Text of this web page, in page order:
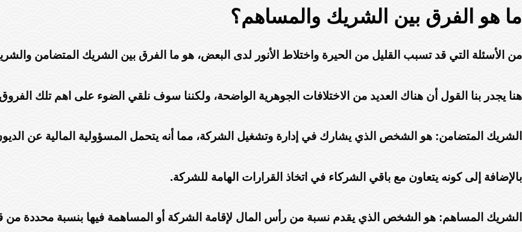
ما هو الفرق بين الشريك والمساهم؟
من الأسئلة التي قد تسبب القليل من الحيرة واختلاط الأنور لدى البعض، هو ما الفرق بين الشريك المتضامن
هنا يجدر بنا القول أن هناك العديد من الاختلافات الجوهرية الواضحة، ولكننا سوف نلقي الضوء على اهم تلك
الشريك المتضامن: هو الشخص الذي يشارك في إدارة وتشغيل الشركة، مما أنه يتحمل المسؤولية المالية عن
بالإضافة إلى كونه يتعاون مع باقي الشركاء في اتخاذ القرارات الهامة للشركة.
الشريك المساهم: هو الشخص الذي يقدم نسبة من رأس المال لإقامة الشركة أو المساهمة فيها بنسبة محددة